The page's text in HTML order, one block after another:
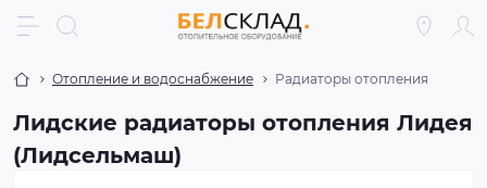
Отопление и водоснабжение Радиаторы отопления
Лидские радиаторы отопления Лидея
(Лидсельмаш)